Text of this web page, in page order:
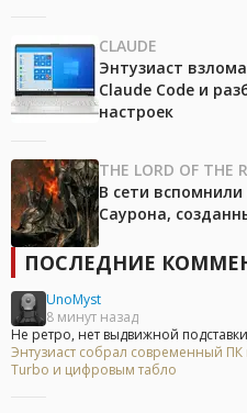
CLAUDE
Энтузиаст
Claude Code и
настроек
THE LORD OF THE
В сети
Саурона,
ПОСЛЕДНИЕ
UnoMyst
8 минут назад
Не ретро, нет выдвижной
Энтузиаст собрал современный
Turbo и цифровым табло